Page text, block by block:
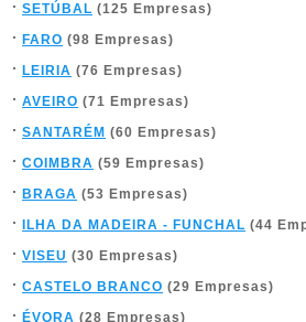
SETÚBAL (125 Empresas)
FARO (98 Empresas)
LEIRIA (76 Empresas)
AVEIRO (71 Empresas)
SANTARÉM (60 Empresas)
COIMBRA (59 Empresas)
BRAGA (53 Empresas)
ILHA DA MADEIRA - FUNCHAL (44
VISEU (30 Empresas)
CASTELO BRANCO (29 Empresas)
ÉVORA (28 Empresas)